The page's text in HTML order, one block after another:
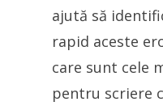
ajută să
rapid aceste
care sunt cele
pentru scriere